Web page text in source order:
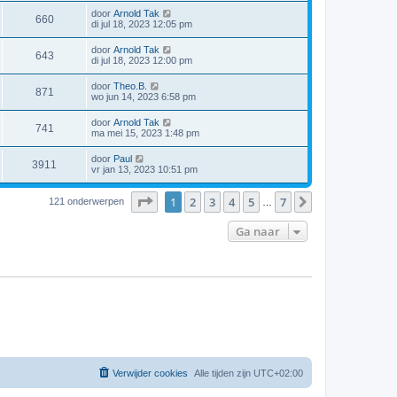
660 door Arnold Tak
di jul 18, 2023 12:05 pm
643 door Arnold Tak
di jul 18, 2023 12:00 pm
871 door Theo.B.
wo jun 14, 2023 6:58 pm
741 door Arnold Tak
ma mei 15, 2023 1:48 pm
3911 door Paul
vr jan 13, 2023 10:51 pm
121 onderwerpen Pagina1 van 7
1 2 3 4 5 7
Ga naar
Alle tijden zijn UTC+02:00
Verwijder cookies